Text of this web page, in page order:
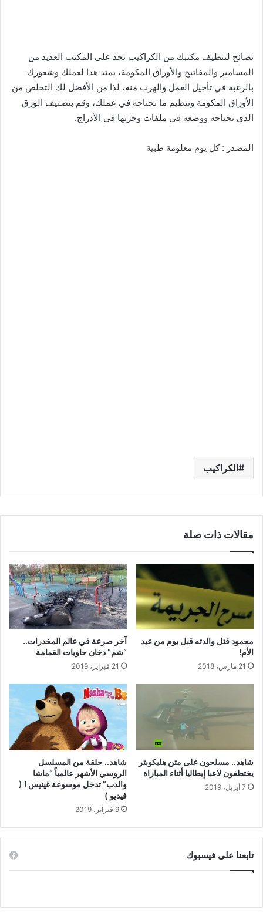
نصائح لتنظيف مكتبك من الكراكيب تجد على المكتب العديد من
المسامير والمفاتيح والأوراق المكومة، يمتد هذا لعملك وشعورك
بالرغبة في تأجيل العمل والهرب منه، لذا من الأفضل لك التخلص من
الأوراق المكومة وتنظيم ما تحتاجه في عملك، وقم بتصنيف الورق
الذي تحتاجه ووضعه في ملفات وخزنها في الأدراج.
المصدر : كل يوم معلومة طبية
الكراكيب
مقالات ذات صلة
محمود قتل والدته قبل يوم من عيد
الأم!
21 مارس، 2018
آخر صرعة في عالم المخدرات..
“شم” دخان حاويات القمامة
21 فبراير، 2019
شاهد.. مسلحون على متن هليكوبتر
يختطفون لاعبا إيطاليا أثناء المباراة
7 أبريل، 2019
شاهد.. حلقة من المسلسل
الروسي الأشهر عالمياً “ماشا
والدب” تدخل موسوعة غينيس ! (
فيديو )
9 فبراير، 2019
تابعنا على فيسبوك